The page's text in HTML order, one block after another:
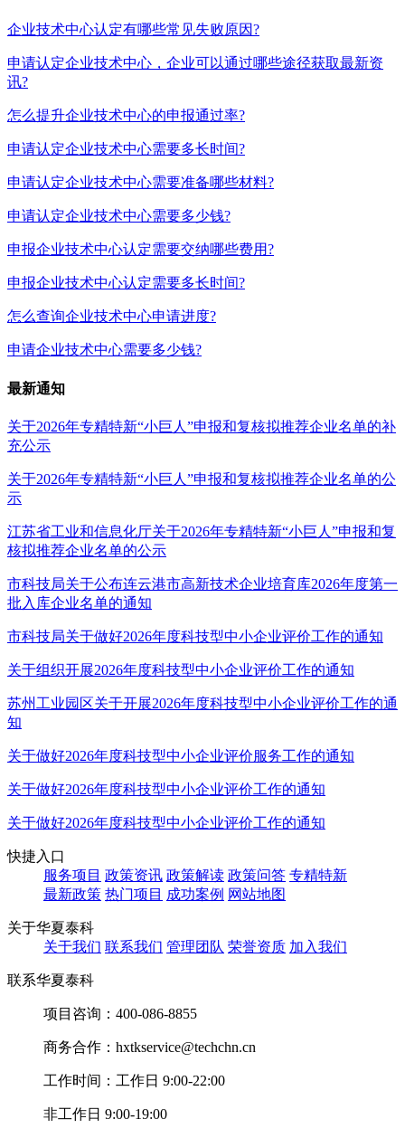
企业技术中心认定有哪些常见失败原因?
申请认定企业技术中心，企业可以通过哪些途径获取最新资
讯?
怎么提升企业技术中心的申报通过率?
申请认定企业技术中心需要多长时间?
申请认定企业技术中心需要准备哪些材料?
申请认定企业技术中心需要多少钱?
申报企业技术中心认定需要交纳哪些费用?
申报企业技术中心认定需要多长时间?
怎么查询企业技术中心申请进度?
申请企业技术中心需要多少钱?
最新通知
关于2026年专精特新“小巨人”申报和复核拟推荐企业名单的补
充公示
关于2026年专精特新“小巨人”申报和复核拟推荐企业名单的公
示
江苏省工业和信息化厅关于2026年专精特新“小巨人”申报和复
核拟推荐企业名单的公示
市科技局关于公布连云港市高新技术企业培育库2026年度第一
批入库企业名单的通知
市科技局关于做好2026年度科技型中小企业评价工作的通知
关于组织开展2026年度科技型中小企业评价工作的通知
苏州工业园区关于开展2026年度科技型中小企业评价工作的通
知
关于做好2026年度科技型中小企业评价服务工作的通知
关于做好2026年度科技型中小企业评价工作的通知
关于做好2026年度科技型中小企业评价工作的通知
快捷入口
服务项目 政策资讯 政策解读 政策问答 专精特新
最新政策 热门项目 成功案例 网站地图
关于华夏泰科
关于我们 联系我们 管理团队 荣誉资质 加入我们
联系华夏泰科
项目咨询： 400-086-8855
商务合作： hxtkservice@techchn.cn
工作时间： 工作日 9:00-22:00
非工作日 9:00-19:00